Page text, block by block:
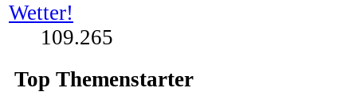
Wetter!
109.265
Top Themenstarter